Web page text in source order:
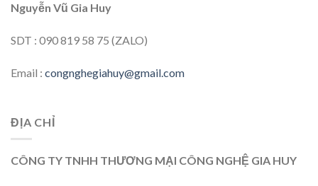
Nguyễn Vũ Gia Huy
SDT : 090 819 58 75 (ZALO)
Email : congnghegiahuy@gmail.com
ĐỊA CHỈ
CÔNG TY TNHH THƯƠNG MẠI CÔNG NGHỆ GIA HUY